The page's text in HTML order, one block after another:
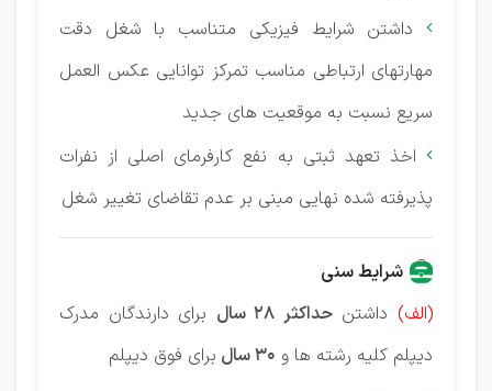

داشتن شرایط فیزیکی متناسب با شغل دقت
مهارتهای ارتباطی مناسب تمرکز توانایی عکس العمل
سریع نسبت به موقعیت های جدید

اخذ تعهد ثبتی به نفع کارفرمای اصلی از نفرات
پذیرفته شده نهایی مبنی بر عدم تقاضای تغییر شغل
شرایط سنی
(الف) داشتنحداکثر ۲۸ سال
برای دارندگان مدرک
دیپلم کلیه رشته ها و ۳۰ سال
برای فوق دیپلم